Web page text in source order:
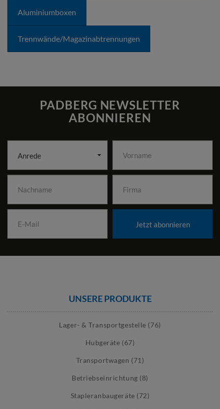
Aluminiumboxen
Trennwände/­Magazin­abtrennungen
PADBERG NEWSLETTER
ABONNIEREN
Anrede
Jetzt abonnieren
UNSERE PRODUKTE
Lager- & Transportgestelle (76)
Hubgeräte (67)
Transportwagen (71)
Betriebseinrichtung (8)
Stapleranbaugeräte (72)